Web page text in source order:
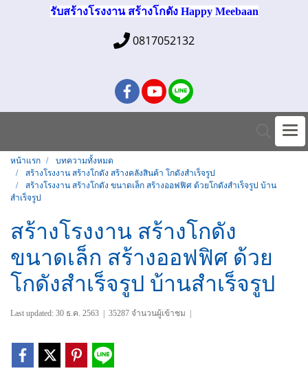
รับสร้างโรงงาน สร้างโกดัง Happy Meebaan
0817052132
หน้าแรก
บทความทั้งหมด
สร้างโรงงาน สร้างโกดัง สร้างคลังสินค้า โกดังสำเร็จรูป
สร้างโรงงาน สร้างโกดัง ขนาดเล็ก สร้างออฟฟิศ ด้วยโกดังสำเร็จรูป บ้าน
สำเร็จรูป
สร้างโรงงาน สร้างโกดัง
ขนาดเล็ก สร้างออฟฟิศ ด้วย
โกดังสำเร็จรูป บ้านสำเร็จรูป
Last updated: 30 ธ.ค. 2563 35287 จำนวนผู้เข้าชม